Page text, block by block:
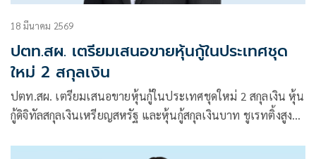
18 มีนาคม 2569
ปตท.สผ. เตรียมเสนอขายหุ้นกู้ในประเทศชุด
ใหม่ 2 สกุลเงิน
ปตท.สผ. เตรียมเสนอขายหุ้นกู้ในประเทศชุดใหม่ 2 สกุลเงิน หุ้น
กู้ดิจิทัลสกุลเงินเหรียญสหรัฐ และหุ้นกู้สกุลเงินบาท ชูเรทติ้งสูงสุด